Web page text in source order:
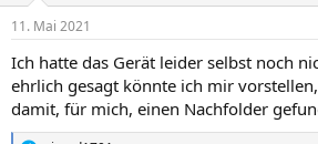
e
:
11. Mai 2021
Ich hatte das Gerät leider selbst noch
ehrlich gesagt könnte ich mir
damit, für mich, einen Nachfolder